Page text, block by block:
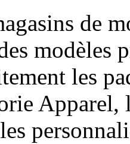
de
modèles
les
Apparel,